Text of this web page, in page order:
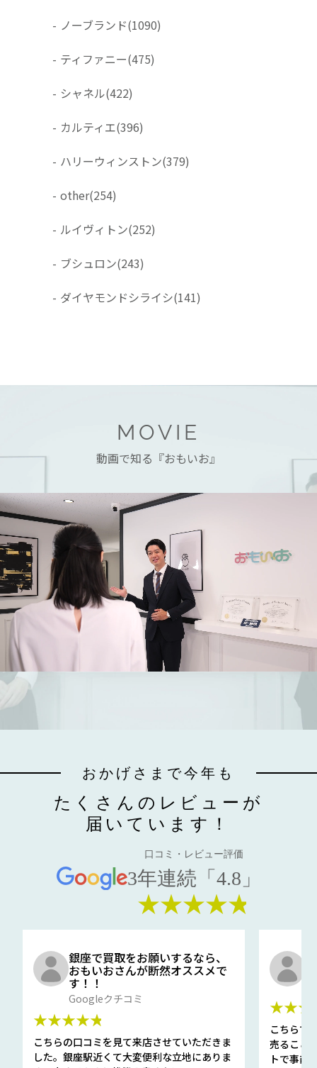
- ノーブランド(1090)
- ティファニー(475)
- シャネル(422)
- カルティエ(396)
- ハリーウィンストン(379)
- other(254)
- ルイヴィトン(252)
- ブシュロン(243)
- ダイヤモンドシライシ(141)
MOVIE
動画で知る『おもいお』
おかげさまで今年も
たくさんのレビューが
届いています！
口コミ・レビュー評価
3年連続「4.8」
★★★★★
銀座で買取をお願いするなら、
おもいおさんが断然オススメで
す！！
Googleクチコミ
★★★★★
こちらの口コミを見て来店させていただきま
した。銀座駅近くて大変便利な立地にありま
こちらで
売ること
トで事前